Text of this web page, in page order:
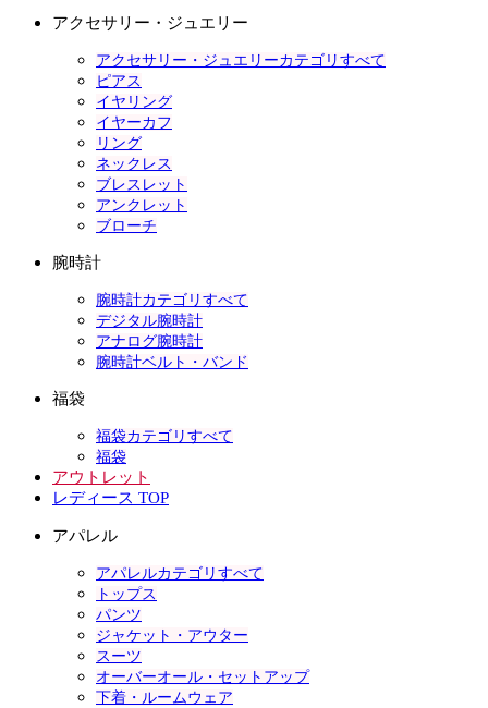
アクセサリー・ジュエリー
アクセサリー・ジュエリーカテゴリすべて
ピアス
イヤリング
イヤーカフ
リング
ネックレス
ブレスレット
アンクレット
ブローチ
腕時計
腕時計カテゴリすべて
デジタル腕時計
アナログ腕時計
腕時計ベルト・バンド
福袋
福袋カテゴリすべて
福袋
アウトレット
レディース TOP
アパレル
アパレルカテゴリすべて
トップス
パンツ
ジャケット・アウター
スーツ
オーバーオール・セットアップ
下着・ルームウェア